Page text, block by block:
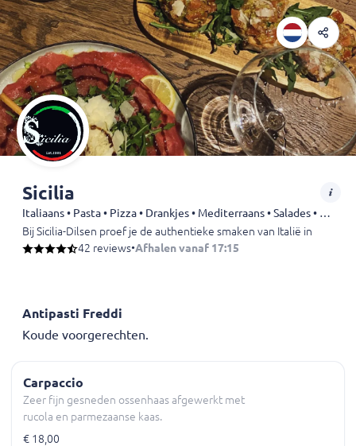
Sicilia
Italiaans • Pasta • Pizza • Drankjes • Mediterraans • Salades • Vegetarisch • Steak • Kalfsvlees • Varkensvlees • Zeevruchten
Bij Sicilia-Dilsen proef je de authentieke smaken van Italië in een
42 reviews•Afhalen vanaf 17:15
Antipasti Freddi
Koude voorgerechten.
Carpaccio
Zeer fijn gesneden ossenhaas afgewerkt met
rucola en parmezaanse kaas.
€ 18,00